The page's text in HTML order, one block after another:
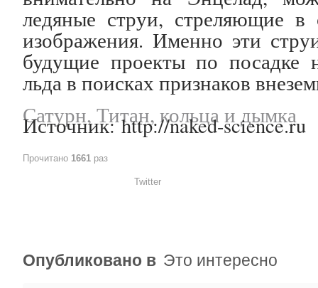
ледяные струи, стреляющие
изображения. Именно эти
будущие проекты по
льда в поисках признаков
Сатурн, Титан, кольца и дымка
Источник: http://naked-science.ru
Прочитано 1661 раз
Twitter
Опубликовано в Это интересно